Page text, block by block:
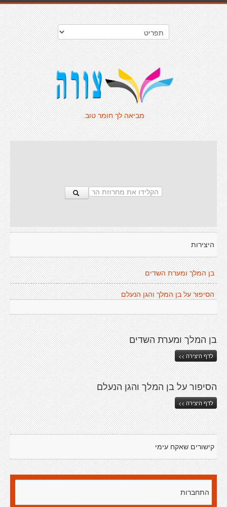
מביאה לך חומר טוב.
היצירות
בן המלך ומערת השדים
הסיפור על בן המלך והגן הנעלם
בן המלך ומערת השדים
לדף היצירה >>
הסיפור על בן המלך והגן הנעלם
לדף היצירה >>
קישורים שאקח עימי
התחברות